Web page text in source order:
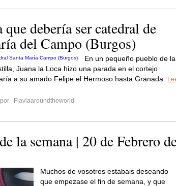
debería ser catedral de
del Campo (Burgos)
En un pequeño pueblo de la
Juana la Loca hizo una parada en el cortejo
a su amado Felipe el Hermoso hasta Granada.
Flaviaaroundtheworld
la semana | 20 de Febrero
Muchos de vosotros estabais deseando
que empezase el fin de semana, y que